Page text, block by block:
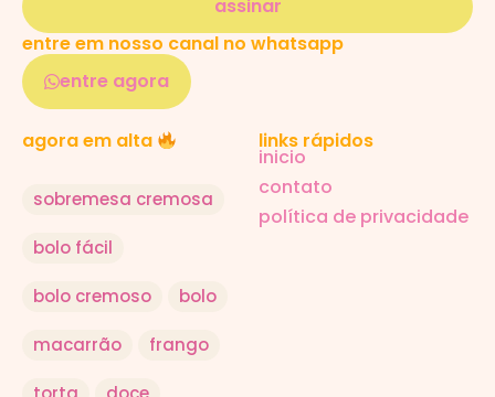
assinar
entre em nosso canal no whatsapp
entre agora
agora em alta
sobremesa cremosa
bolo fácil
bolo cremoso bolo
macarrão frango
links rápidos
inicio
contato
política de privacidade